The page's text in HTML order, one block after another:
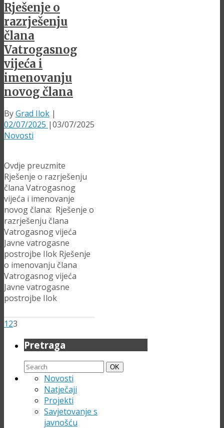
Rješenje o
razrješenju
člana
Vatrogasnog
vijeća i
imenovanju
novog člana
ByGrad Ilok |
02/07/2025 |03/07/2025
Novosti
Ovdje preuzmite
Rješenje o razrješenju
člana Vatrogasnog
vijeća i imenovanje
novog člana: Rješenje o
razrješenju člana
Vatrogasnog vijeća
Javne vatrogasne
postrojbe Ilok Rješenje
o imenovanju člana
Vatrogasnog vijeća
Javne vatrogasne
postrojbe Ilok
123
Pretraga
Search
for:
Search
OK
Novosti
Natječaji
Projekti
Savjetovanje s
javnošću